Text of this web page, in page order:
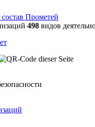
498 видов